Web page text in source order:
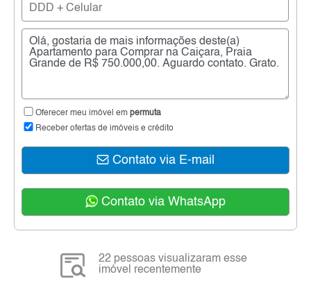
Oferecer meu imóvel em permuta
Receber ofertas de imóveis e crédito
Contato via E-mail
Contato via WhatsApp
22 pessoas visualizaram esse
imóvel recentemente